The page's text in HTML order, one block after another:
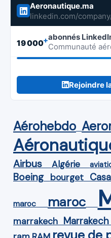
Aeronautique.ma
linkedin.com/
19 000+abonnés
Communauté
Rejoindre
Aérohebdo
Airbus Algérie
Boeing bourget
maroc maroc
marrakech Marrakech